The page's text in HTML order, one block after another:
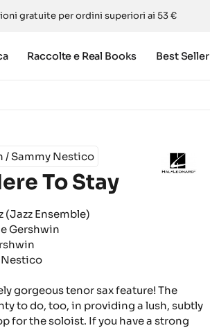
gratuite per ordini superiori ai 53 €
Raccolte e Real Books Best Seller
/ Sammy Nestico
To Stay
(Jazz Ensemble)
Gershwin
Nestico
gorgeous tenor sax feature! The
to do, too, in providing a lush, subtly
for the soloist. If you have a strong